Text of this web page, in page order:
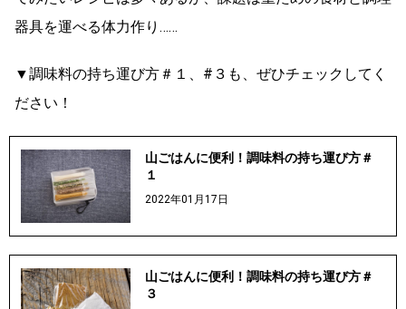
器具を運べる体力作り……
▼調味料の持ち運び方＃１、#３も、ぜひチェックしてく
ださい！
山ごはんに便利！調味料の持ち運び方＃
１
2022年01月17日
山ごはんに便利！調味料の持ち運び方＃
３